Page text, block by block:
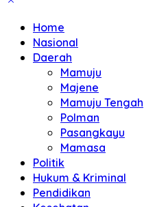
Home
Nasional
Daerah
Mamuju
Majene
Mamuju Tengah
Polman
Pasangkayu
Mamasa
Politik
Hukum & Kriminal
Pendidikan